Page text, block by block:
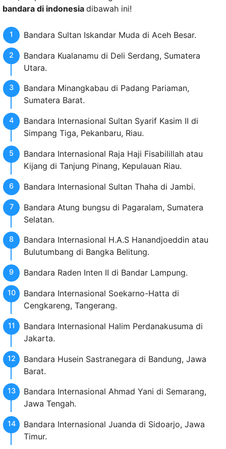
bandara di indonesia dibawah ini!
Bandara Sultan Iskandar Muda di Aceh Besar.
Bandara Kualanamu di Deli Serdang, Sumatera
Utara.
Bandara Minangkabau di Padang Pariaman,
Sumatera Barat.
Bandara Internasional Sultan Syarif Kasim II di
Simpang Tiga, Pekanbaru, Riau.
Bandara Internasional Raja Haji Fisabilillah atau
Kijang di Tanjung Pinang, Kepulauan Riau.
Bandara Internasional Sultan Thaha di Jambi.
Bandara Atung bungsu di Pagaralam, Sumatera
Selatan.
Bandara Internasional H.A.S Hanandjoeddin atau
Bulutumbang di Bangka Belitung.
Bandara Raden Inten II di Bandar Lampung.
Bandara Internasional Soekarno-Hatta di
Cengkareng, Tangerang.
Bandara Internasional Halim Perdanakusuma di
Jakarta.
Bandara Husein Sastranegara di Bandung, Jawa
Barat.
Bandara Internasional Ahmad Yani di Semarang,
Jawa Tengah.
Bandara Internasional Juanda di Sidoarjo, Jawa
Timur.